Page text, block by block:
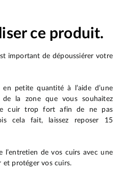
ce produit.
important de dépoussiérer votre
petite quantité à l’aide d’une
de la zone que vous souhaitez
cuir trop fort afin de ne pas
cela fait, laissez reposer 15
l’entretien de vos cuirs avec une
et protéger vos cuirs.